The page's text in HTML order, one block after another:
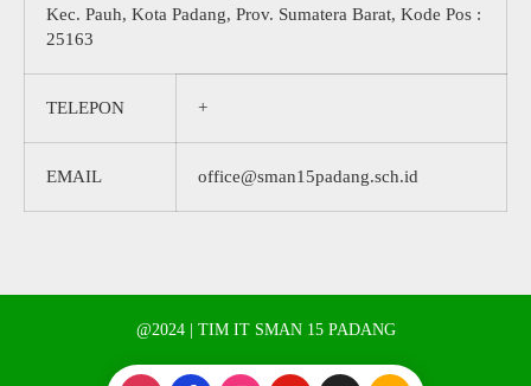
Kec. Pauh, Kota Padang, Prov. Sumatera Barat, Kode Pos :
25163
TELEPON +
EMAIL office@sman15padang.sch.id
@2024 | TIM IT SMAN 15 PADANG